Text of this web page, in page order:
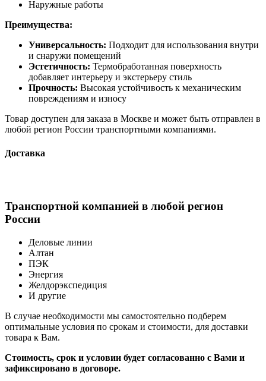
Наружные работы
Преимущества:
Универсальность: Подходит для использования внутри
и снаружи помещений
Эстетичность: Термобработанная поверхность
добавляет интерьеру и экстерьеру стиль
Прочность: Высокая устойчивость к механическим
повреждениям и износу
Товар доступен для заказа в Москве и может быть отправлен в
любой регион России транспортными компаниями.
Доставка
Транспортной компанией в любой регион
России
Деловые линии
Алтан
ПЭК
Энергия
Желдорэкспедиция
И другие
В случае необходимости мы самостоятельно подберем
оптимальные условия по срокам и стоимости, для доставки
товара к Вам.
Стоимость, срок и условии будет согласованно с Вами и
зафиксировано в договоре.